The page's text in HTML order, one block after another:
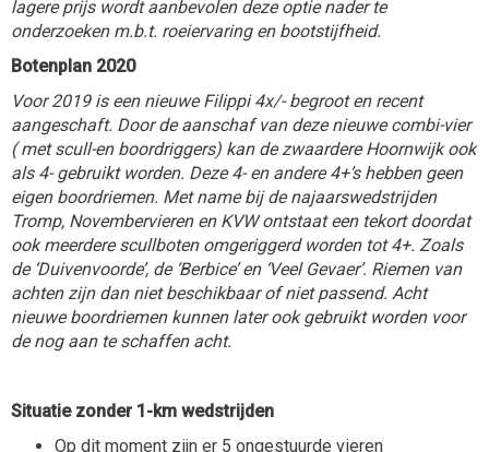
lagere prijs wordt aanbevolen deze optie nader te
onderzoeken m.b.t. roeiervaring en bootstijfheid.
Botenplan 2020
Voor 2019 is een nieuwe Filippi 4x/- begroot en recent
aangeschaft. Door de aanschaf van deze nieuwe combi-vier
( met scull-en boordriggers) kan de zwaardere Hoornwijk ook
als 4- gebruikt worden. Deze 4- en andere 4+’s hebben geen
eigen boordriemen. Met name bij de najaarswedstrijden
Tromp, Novembervieren en KVW ontstaat een tekort doordat
ook meerdere scullboten omgeriggerd worden tot 4+. Zoals
de ‘Duivenvoorde’, de ‘Berbice’ en ‘Veel Gevaer’. Riemen van
achten zijn dan niet beschikbaar of niet passend. Acht
nieuwe boordriemen kunnen later ook gebruikt worden voor
de nog aan te schaffen acht.
Situatie zonder 1-km wedstrijden
Op dit moment zijn er 5 ongestuurde vieren